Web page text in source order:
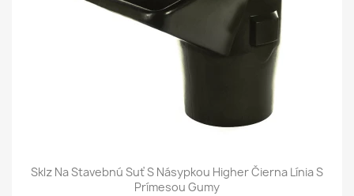
Sklz Na Stavebnú Suť S Násypkou Higher Čierna Línia S
Prímesou Gumy